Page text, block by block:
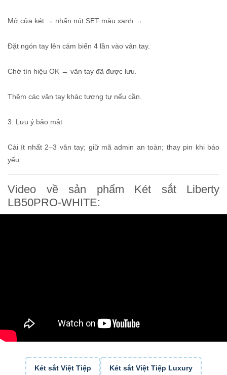
Mở cửa két → nhấn nút SET màu xanh →
Đặt ngón tay lên cảm biến 4 lần vào vân tay.
Chờ tín hiệu OK → vân tay đã được lưu.
Thêm các vân tay khác tương tự nếu cần.
3. Lưu ý bảo mật
Cài ít nhất 2–3 vân tay; giữ mã admin an toàn; thay pin khi báo
yếu.
Video về sản phẩm Két sắt Liberty
LB50PRO-WHITE:
Két sắt Việt Tiệp Két sắt Việt Tiệp Luxury